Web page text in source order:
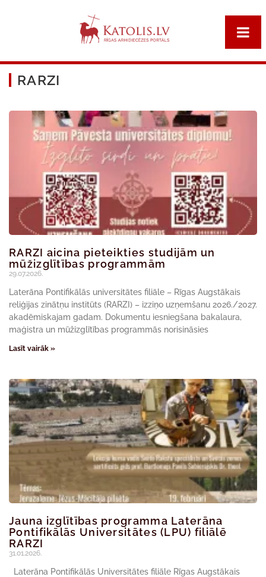
RARZI
RARZI aicina pieteikties studijām un
mūžizglītības programmām
29.07.2026.
Laterāna Pontifikālās universitātes filiāle – Rīgas Augstākais
reliģijas zinātņu institūts (RARZI) – izziņo uzņemšanu 2026./2027.
akadēmiskajam gadam. Dokumentu iesniegšana bakalaura,
maģistra un mūžizglītības programmās norisināsies
Lasīt vairāk »
Jauna izglītības programma Laterāna
Pontifikālās Universitātes (LPU) filiālē
RARZI
31.01.2026.
Laterāna Pontifikālās Universitātes filiāle Rīgas Augstākais